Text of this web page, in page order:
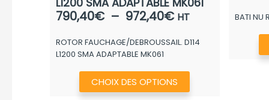
790,40€ – 972,40€Plage
prix :
à
972,40€
HT
ROTOR FAUCHAGE/DEBROUSSAIL. D114
L1200 SMA ADAPTABLE MK061
CHOIX DES OPTIONS
Ce
produit
BATI NU